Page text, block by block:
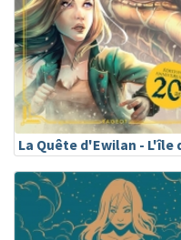
La Quête d'Ewilan -